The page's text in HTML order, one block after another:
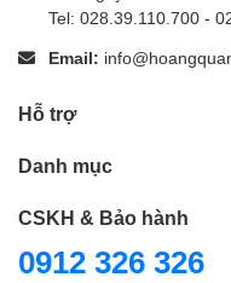
Tel: 028.39.110.700 -
Email:
Hỗ trợ
Danh mục
CSKH & Bảo hành
0912 326 326